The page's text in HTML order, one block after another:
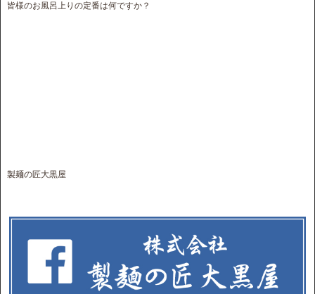
皆様のお風呂上りの定番は何ですか？
製麺の匠大黒屋